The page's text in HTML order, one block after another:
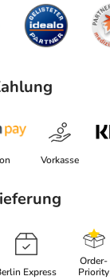
Vorkasse
Express
Order-
Priority